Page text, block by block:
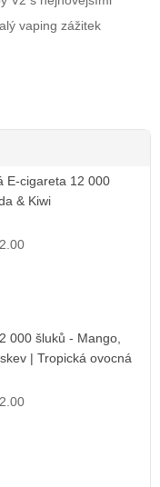
vaping zážitek
E-cigareta 12 000
& Kiwi
000 šluků - Mango,
| Tropická ovocná